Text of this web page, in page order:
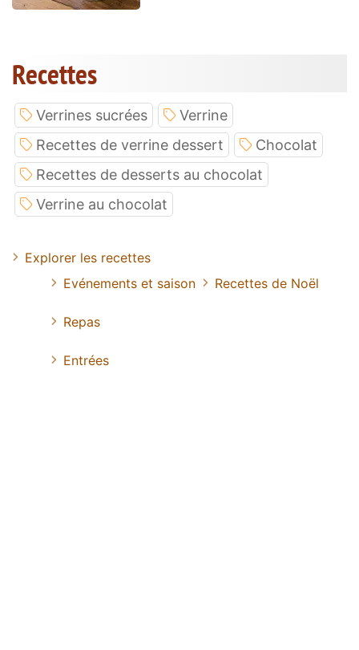
Recettes
Verrines sucrées
Verrine
Recettes de verrine dessert
Chocolat
Recettes de desserts au chocolat
Verrine au chocolat
Explorer les recettes
Evénements et saison
Recettes de Noël
Repas
Entrées